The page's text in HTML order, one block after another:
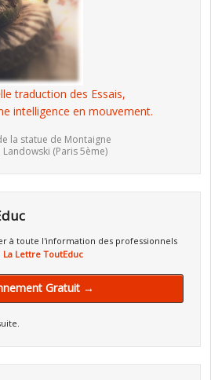
traduction des Essais,
intelligence en mouvement.
la statue de Montaigne
Landowski (Paris 5ème)
à toute l'information des professionnels
La Lettre ToutEduc
Gratuit →